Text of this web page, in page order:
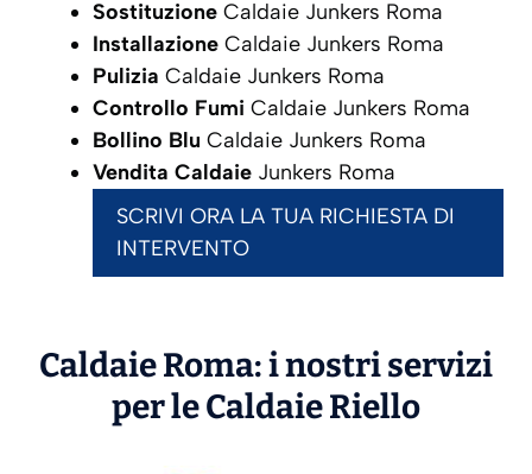
Sostituzione Caldaie Junkers Roma
Installazione Caldaie Junkers Roma
Pulizia Caldaie Junkers Roma
Controllo Fumi Caldaie Junkers Roma
Bollino Blu Caldaie Junkers Roma
Vendita Caldaie Junkers Roma
SCRIVI ORA LA TUA RICHIESTA DI
INTERVENTO
Caldaie Roma: i nostri servizi
per le CaldaieRiello